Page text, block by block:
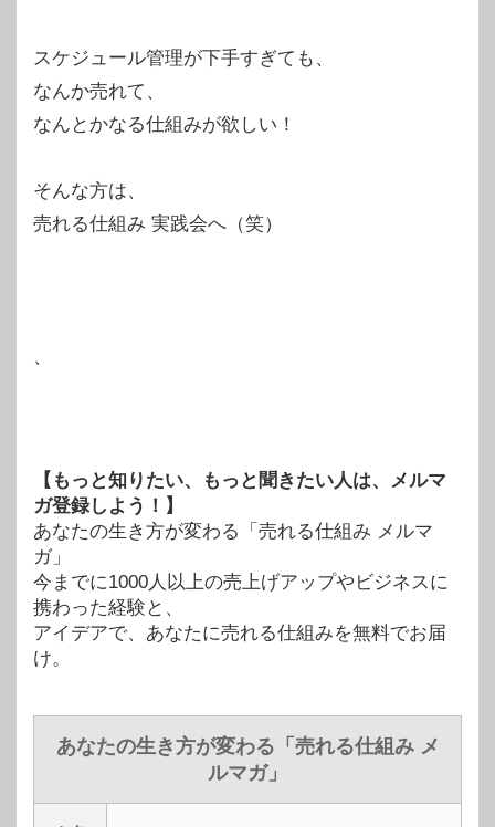
スケジュール管理が下手すぎても、
なんか売れて、
なんとかなる仕組みが欲しい！
そんな方は、
売れる仕組み 実践会へ（笑）
、
【もっと知りたい、もっと聞きたい人は、メルマ
ガ登録しよう！】
あなたの生き方が変わる「売れる仕組み メルマ
ガ」
今までに1000人以上の売上げアップやビジネスに
携わった経験と、
アイデアで、あなたに売れる仕組みを無料でお届
け。
あなたの生き方が変わる「売れる仕組み メ
ルマガ」